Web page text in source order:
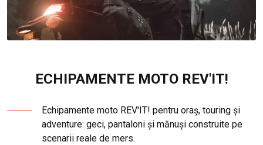
ECHIPAMENTE MOTO REV'IT!
Echipamente moto REV'IT! pentru oraș, touring și
adventure: geci, pantaloni și mănuși construite pe
scenarii reale de mers.